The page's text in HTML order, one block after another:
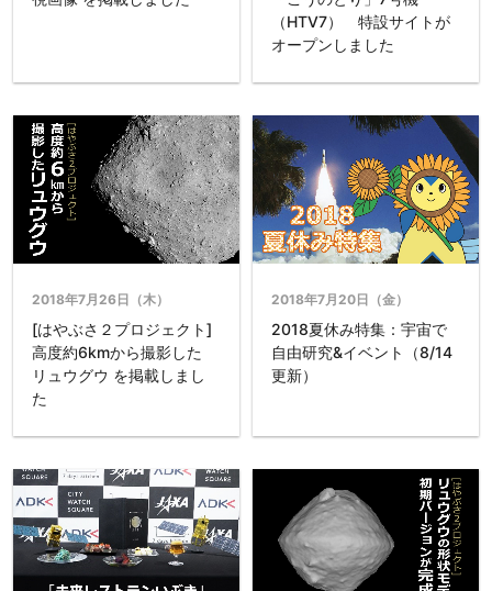
（HTV7） 特設サイトが
オープンしました
2018年7月26日（木）
[はやぶさ２プロジェクト]
高度約6kmから撮影した
リュウグウ を掲載しまし
た
2018年7月20日（金）
2018夏休み特集：宇宙で
自由研究&イベント（8/14
更新）